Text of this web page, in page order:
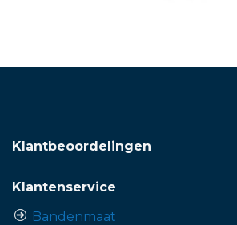
Klantbeoordelingen
Klantenservice
Bandenmaat